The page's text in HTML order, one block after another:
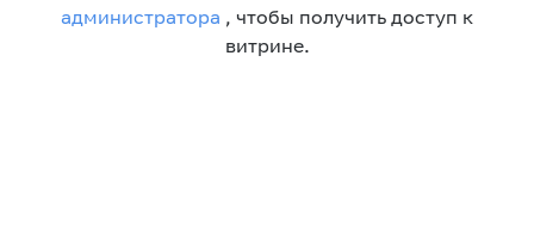
администратора , чтобы получить доступ к
витрине.